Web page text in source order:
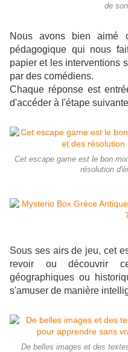
de
Nous avons bien aimé
pédagogique qui nous
papier et les interventions
par des comédiens.
Chaque réponse est
d'accéder à l'étape
Cet escape game est le bon
résolution
Sous ses airs de jeu, cet
revoir ou découvrir
géographiques ou
s'amuser de manière
De belles images et des